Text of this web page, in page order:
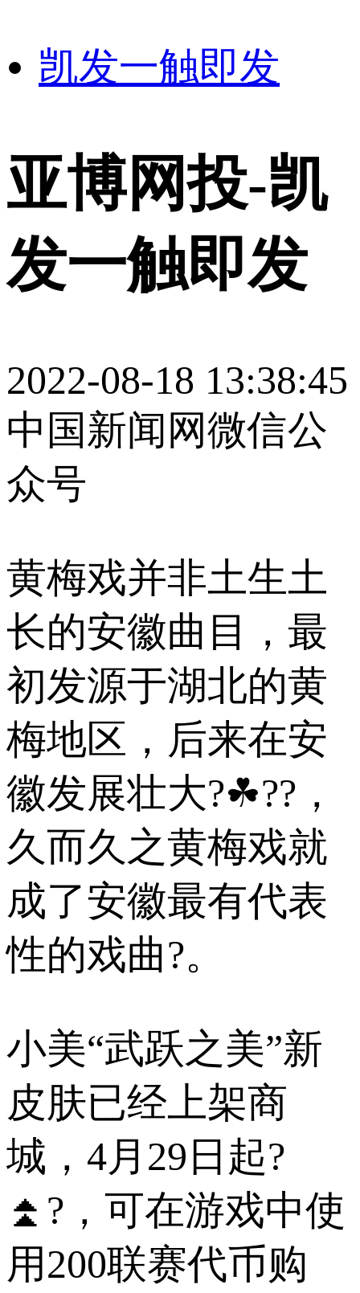
凯发一触即发
亚博网投-凯
发一触即发
2022-08-18 13:38:45
中国新闻网微信公
众号
黄梅戏并非土生土
长的安徽曲目，最
初发源于湖北的黄
梅地区，后来在安
徽发展壮大?☘??，
久而久之黄梅戏就
成了安徽最有代表
性的戏曲?。
小美“武跃之美”新
皮肤已经上架商
城，4月29日起?
⏫?，可在游戏中使
用200联赛代币购